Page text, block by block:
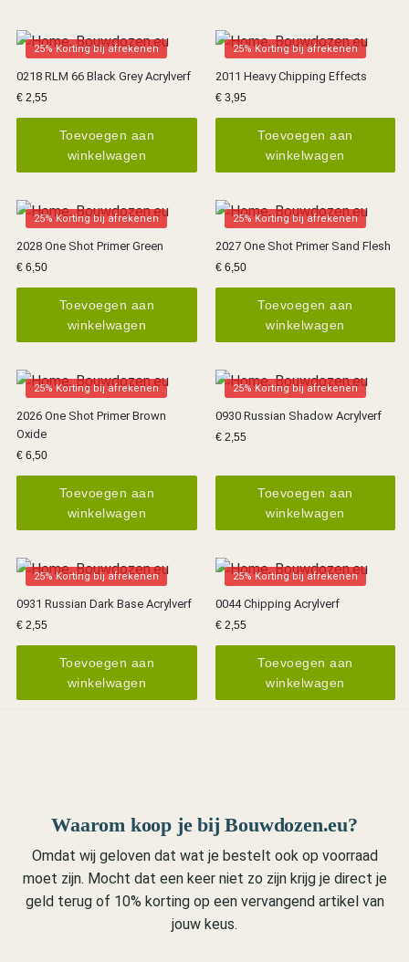
25% Korting bij afrekenen
0218 RLM 66 Black Grey Acrylverf
€ 2,55
Toevoegen aan
winkelwagen
25% Korting bij afrekenen
2011 Heavy Chipping Effects
€3,95
Toevoegen aan
winkelwagen
25% Korting bij afrekenen
2028 One Shot Primer Green
€ 6,50
Toevoegen aan
winkelwagen
25% Korting bij afrekenen
2027 One Shot Primer Sand Flesh
€6,50
Toevoegen aan
winkelwagen
25% Korting bij afrekenen
2026 One Shot Primer Brown
Oxide
€ 6,50
Toevoegen aan
winkelwagen
25% Korting bij afrekenen
0930 Russian Shadow Acrylverf
€2,55
Toevoegen aan
winkelwagen
25% Korting bij afrekenen
0931 Russian Dark Base Acrylverf
€ 2,55
Toevoegen aan
winkelwagen
25% Korting bij afrekenen
0044 Chipping Acrylverf
€2,55
Toevoegen aan
winkelwagen
Waarom koop je bij Bouwdozen.eu?
Omdat wij geloven dat wat je bestelt ook op voorraad
moet zijn. Mocht dat een keer niet zo zijn krijg je direct je
geld terug of 10% korting op een vervangend artikel van
jouw keus.